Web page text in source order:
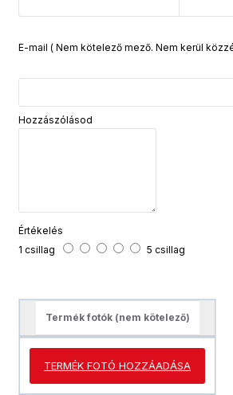
E-mail ( Nem kötelező mező. Nem kerül
Hozzászólásod
Értékelés
1 csillag
5 csillag
Termék fotók (nem kötelező)
TERMÉK FOTÓ HOZZÁADÁSA